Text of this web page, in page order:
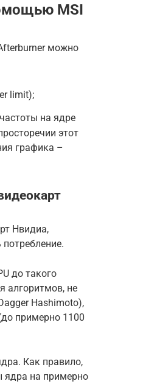
MSI
можно
limit);
на ядре
этот
графика –
Нвидиа,
до такого
алгоритмов, не
Hashimoto),
примерно 1100
Как правило,
ядра на примерно